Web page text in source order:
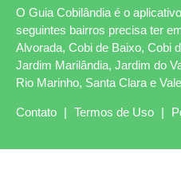
O Guia Cobilândia é o
seguintes bairros precisa ter
Alvorada, Cobi de Baixo, Cobi
Jardim Marilândia, Jardim do
Rio Marinho, Santa Clara e
Contato | Termos de Uso |